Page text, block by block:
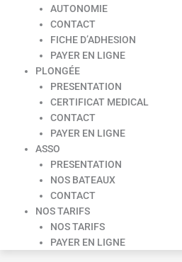
AUTONOMIE
CONTACT
FICHE D’ADHESION
PAYER EN LIGNE
PLONGÉE
PRESENTATION
CERTIFICAT MEDICAL
CONTACT
PAYER EN LIGNE
ASSO
PRESENTATION
NOS BATEAUX
CONTACT
NOS TARIFS
NOS TARIFS
PAYER EN LIGNE